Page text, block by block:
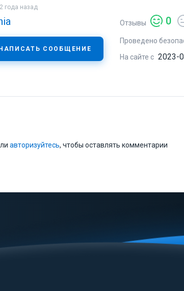
года назад
НАПИСАТЬ СООБЩЕНИЕ
Отзывы 0
Проведено
На сайте с 2023-
авторизуйтесь, чтобы оставлять комментарии